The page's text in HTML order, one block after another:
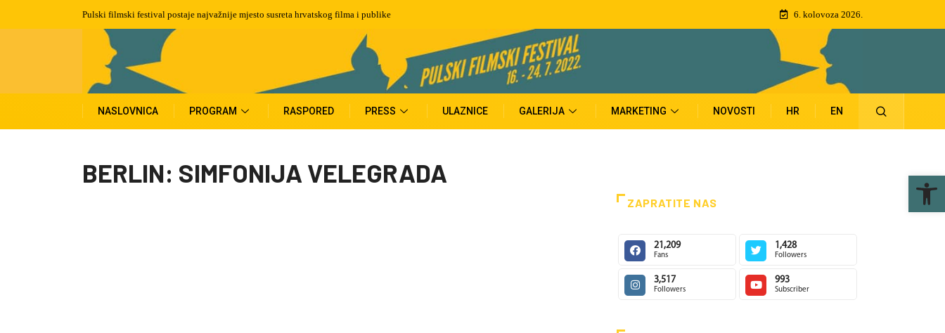
Pulski filmski festival postaje najvažnije mjesto susreta hrvatskog filma i publike 6. kolovoza 2026.
NASLOVNICA PROGRAM RASPORED PRESS ULAZNICE GALERIJA MARKETING NOVOSTI HR EN
BERLIN: SIMFONIJA VELEGRADA
ZAPRATITE NAS
21,209
Fans
1,428
Followers
3,517
Followers
993
Subscriber